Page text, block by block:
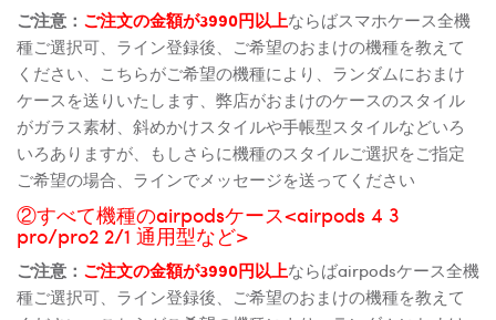
ご注意： ご注文の金額が3990円以上ならばスマホケース全機
種ご選択可、ライン登録後、ご希望のおまけの機種を教えて
ください、こちらがご希望の機種により、ランダムにおまけ
ケースを送りいたします、弊店がおまけのケースのスタイル
がガラス素材、斜めかけスタイルや手帳型スタイルなどいろ
いろありますが、もしさらに機種のスタイルご選択をご指定
ご希望の場合、ラインでメッセージを送ってください
②すべて機種のairpodsケース<airpods 4 3
pro/pro2 2/1 通用型など>
ご注意： ご注文の金額が3990円以上ならばairpodsケース全機
種ご選択可、ライン登録後、ご希望のおまけの機種を教えて